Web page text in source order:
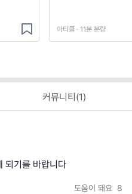
아티클 · 11분 분량
커뮤니티(1)
되기를 바랍니다
도움이 돼요 8